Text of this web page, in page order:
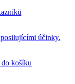
účinky.
košíku